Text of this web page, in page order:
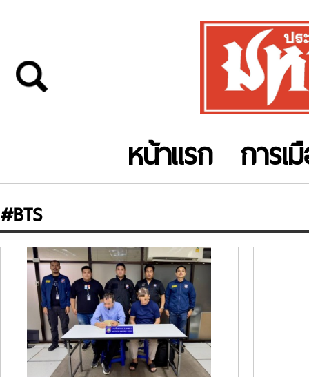
หน้าแรก การเ
#BTS